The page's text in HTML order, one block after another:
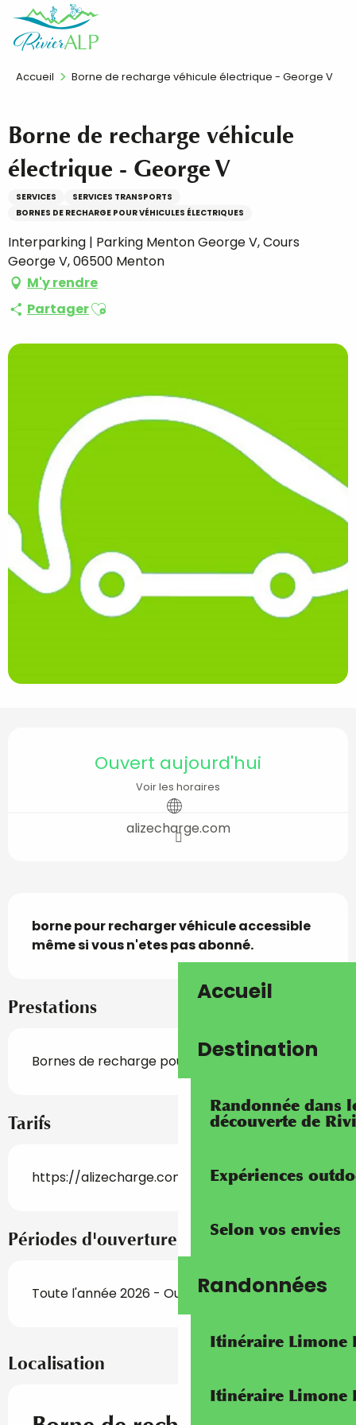
contenu
FR
Accueil
Destination
Randonnée dans
découverte de
Expériences
Selon vos envies
Randonnées
Itinéraire Limone
Itinéraire Limone
Accueil Borne de recharge véhicule électrique - George V
Borne de recharge véhicule
électrique - George V
SERVICES
SERVICES TRANSPORTS
BORNES DE RECHARGE POUR VÉHICULES ÉLECTRIQUES
Interparking | Parking Menton George V, Cours
George V, 06500 Menton
M'y rendre
PartagerAjouter aux favoris
Ouverture et
Ouvert aujourd'hui
Voir les horaires
alizecharge.com
Description
borne pour recharger véhicule accessible
même si vous n'etes pas abonné.
Prestations
Bornes de recharge pour véhicules électriques
Tarifs
https://alizecharge.com/
Périodes d'ouverture
Toute l'année 2026 - Ouvert tous les jours
Localisation